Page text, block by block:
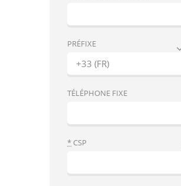
PRÉFIXE
TÉLÉPHONE FIXE
* CSP